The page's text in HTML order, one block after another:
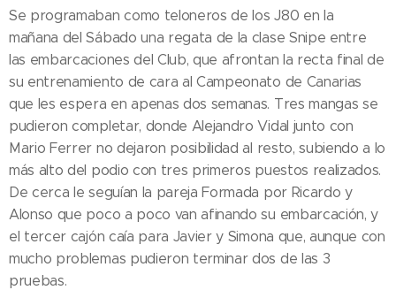
Se programaban como teloneros de los J80 en la
mañana del Sábado una regata de la clase Snipe entre
las embarcaciones del Club, que afrontan la recta final de
su entrenamiento de cara al Campeonato de Canarias
que les espera en apenas dos semanas. Tres mangas se
pudieron completar, donde Alejandro Vidal junto con
Mario Ferrer no dejaron posibilidad al resto, subiendo a lo
más alto del podio con tres primeros puestos realizados.
De cerca le seguían la pareja Formada por Ricardo y
Alonso que poco a poco van afinando su embarcación, y
el tercer cajón caía para Javier y Simona que, aunque con
mucho problemas pudieron terminar dos de las 3
pruebas.